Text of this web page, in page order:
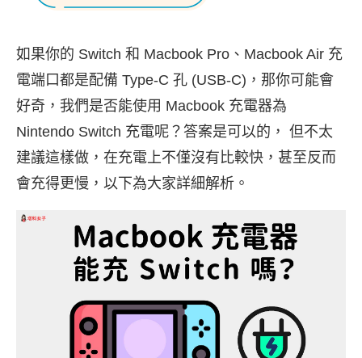
如果你的 Switch 和 Macbook Pro、Macbook Air 充
電端口都是配備 Type-C 孔 (USB-C)，那你可能會
好奇，我們是否能使用 Macbook 充電器為
Nintendo Switch 充電呢？答案是可以的， 但不太
建議這樣做，在充電上不僅沒有比較快，甚至反而
會充得更慢，以下為大家詳細解析。